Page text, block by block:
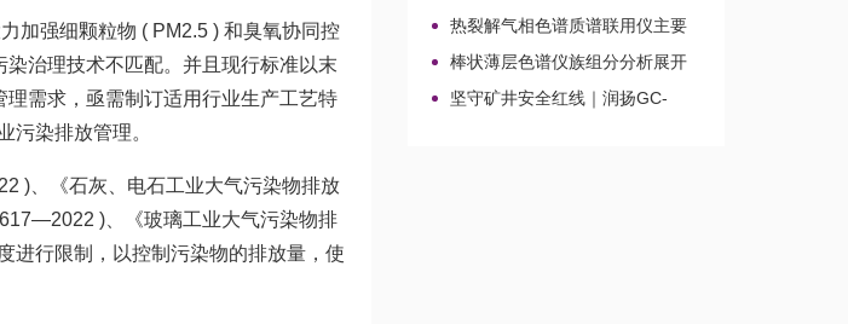
加强细颗粒物 ( PM2.5 ) 和臭氧协同控
治理技术不匹配。并且现行标准以末
需求，亟需制订适用行业生产工艺特
污染排放管理。
)、《石灰、电石工业大气污染物排放
)、《玻璃工业大气污染物排
进行限制，以控制污染物的排放量，使
二甲基乙醇胺、N-乙基二乙醇胺和
三乙醇胺的气相色谱仪测定
热裂解气相色谱质谱联用仪主要
应用领域
棒状薄层色谱仪族组分分析展开
剂的选择
坚守矿井安全红线｜润扬GC-